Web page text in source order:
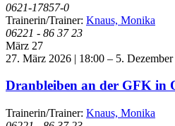
0621-17857-0
Trainerin/Trainer: Knaus, Monika
06221 - 86 37 23
März 27
27. März 2026 | 18:00 – 5.
Dranbleiben an der GFK in
Trainerin/Trainer: Knaus, Monika